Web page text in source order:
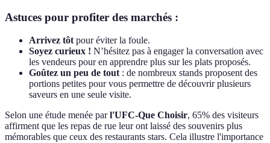
Astuces pour profiter des marchés :
Arrivez tôtpour éviter la foule.
Soyez curieux ! N’hésitez pas à engager la conversation avec
les vendeurs pour en apprendre plus sur les plats proposés.
Goûtez un peu de tout: de nombreux stands proposent des
portions petites pour vous permettre de découvrir plusieurs
saveurs en une seule visite.
Selon une étude menée parl'UFC-Que Choisir, 65% des visiteurs
affirment que les repas de rue leur ont laissé des souvenirs plus
mémorables que ceux des restaurants stars. Cela illustre l'importance